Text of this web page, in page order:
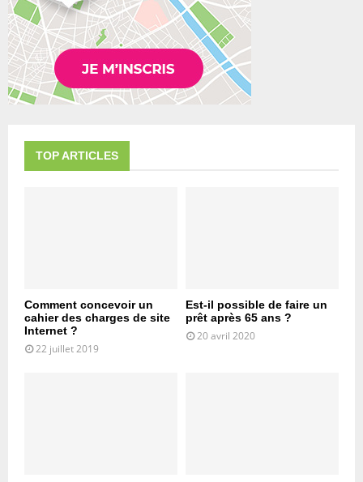
TOP ARTICLES
Comment concevoir un
cahier des charges de site
Internet ?
22 juillet 2019
Est-il possible de faire un
prêt après 65 ans ?
20 avril 2020